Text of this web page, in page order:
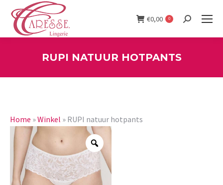
€0,00 0 Search:
RUPI NATUUR HOTPANTS
Home »Winkel » RUPI natuur hotpants